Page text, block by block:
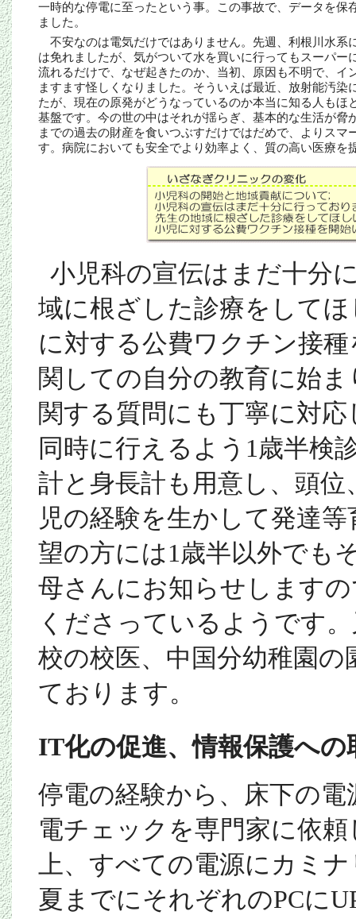
一時的な停電に至ったという事。この事故で、データを
ました。
不安なのは電気だけではありません。先週、利根川水
は免れましたが、気がついて水を買いに行ってもスーパ
流れるだけで、なぜ起きたのか、当初、原因も不明で、
ますます怪しくなりました。そういえば最近、放射能汚
たが、現在の原発がどうなっているのか本当に知る人も
基盤です。今の世の中はそれが揺らぎ、基本的な生活が
までの過去の財産を食いつぶすだけではだめで、よりス
す。病院においても安全でより効率よく、質の高い医療
小児科の宣伝はまだ十分
域に根ざした診療をして
に対する公費ワクチン接
関しての自分の教育に始
関する質問にも丁寧に対
同時に行えるよう 1 歳半検
計と身長計も用意し、頭
児の経験を生かして発達
望の方には1 歳半以外でも
母さんにお知らせします
くださっているようです
校の校医、中国分幼稚園
ております。
IT化の促進、情報保護への
停電の経験から、床下の
電チェックを専門家に依
上、すべての電源にカミ
夏までにそれぞれのPCに